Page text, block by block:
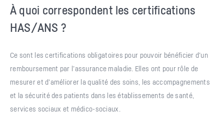
À quoi correspondent les certifications
HAS/ANS ?
Ce sont les certifications obligatoires pour pouvoir bénéficier d’un
remboursement par l’assurance maladie. Elles ont pour rôle de
mesurer et d’améliorer la qualité des soins, les accompagnements
et la sécurité des patients dans les établissements de santé,
services sociaux et médico-sociaux.